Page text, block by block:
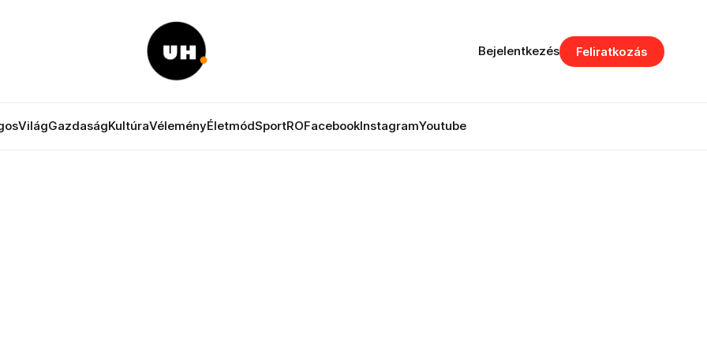
VilágGazdaságKultúraVéleményÉletmódSportROFacebookInstagramYoutube
Bejelentkezés Feliratkozás